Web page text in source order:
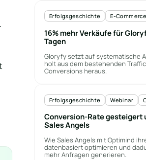
Erfolgsgeschichte E-Commerce
16% mehr Verkäufe für
Tagen
Gloryfy setzt auf systematische
holt aus dem bestehenden
Conversions heraus.
Erfolgsgeschichte Webinar
Conversion-Rate gesteigert
Sales Angels
Wie Sales Angels mit Optimind
datenbasiert optimieren und
mehr Anfragen generieren.